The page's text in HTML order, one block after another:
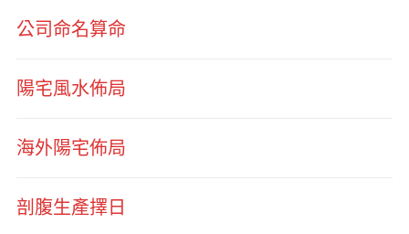
公司命名算命
陽宅風水佈局
海外陽宅佈局
剖腹生產擇日